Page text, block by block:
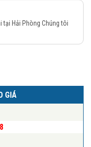
tại Hải Phòng Chúng tôi
GIÁ